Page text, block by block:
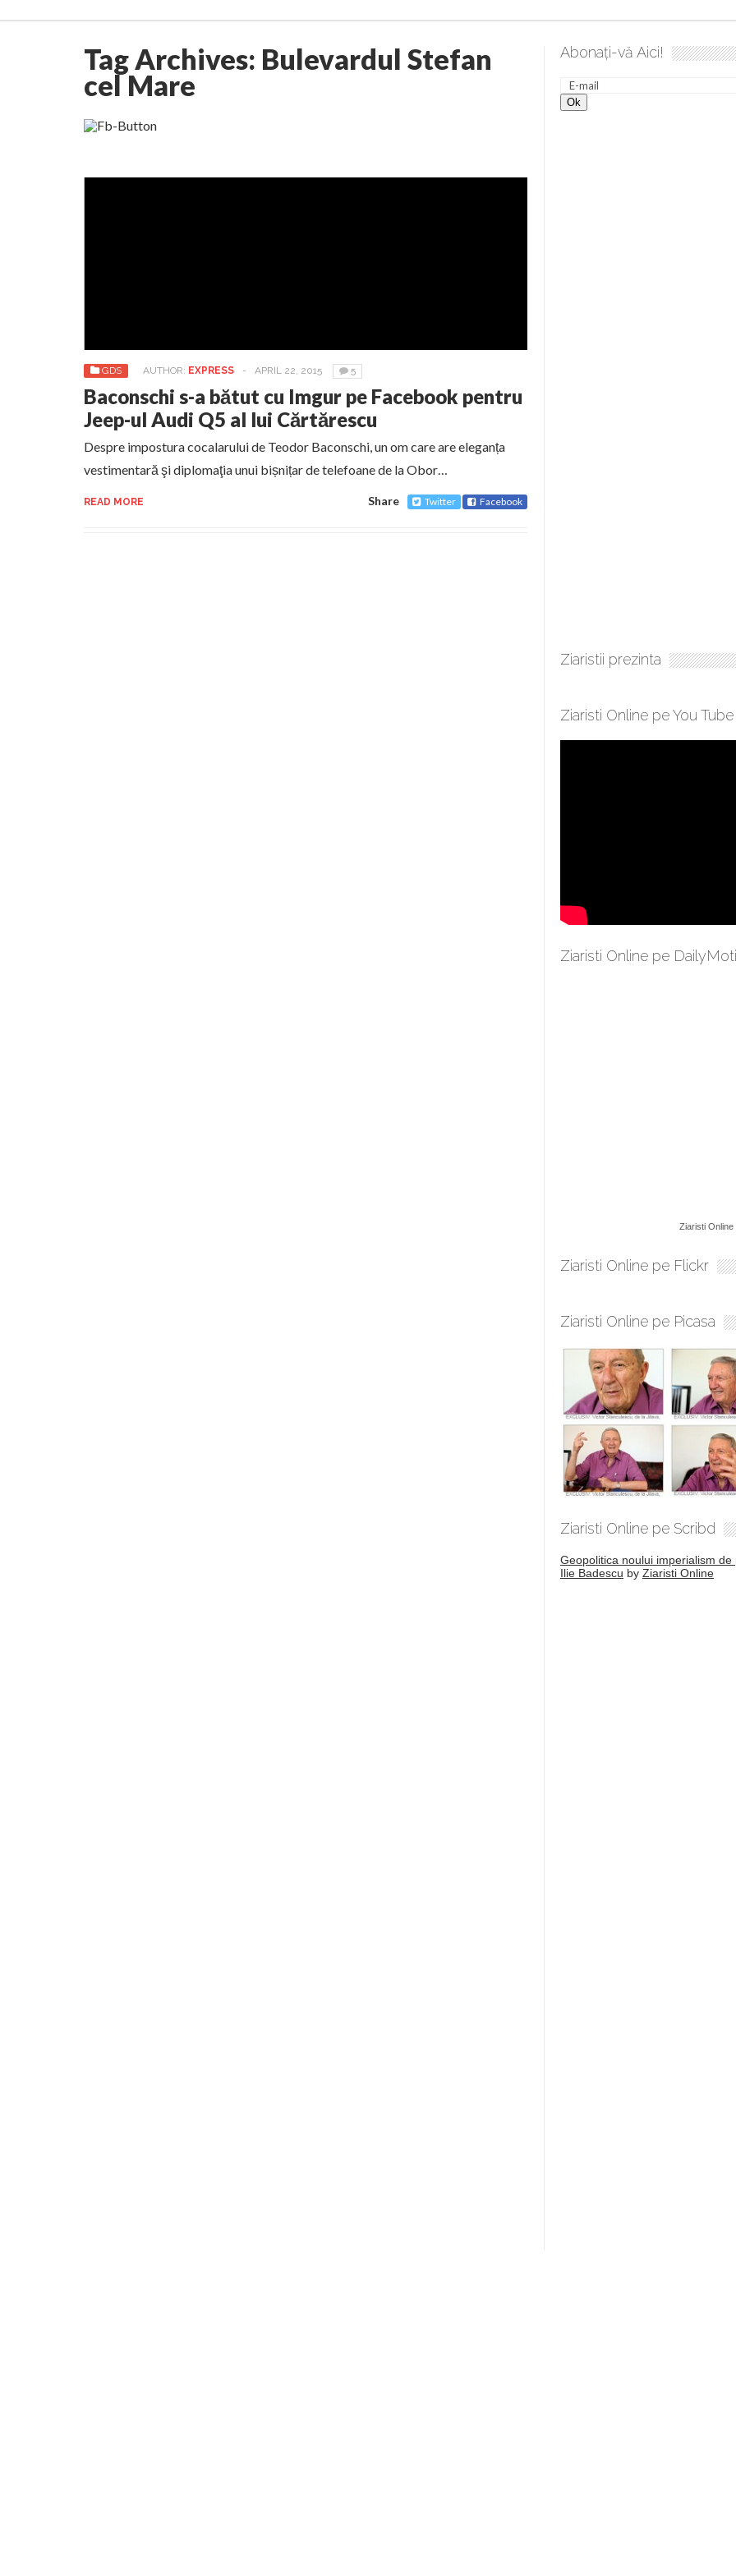
Tag Archives: Bulevardul Stefan
cel Mare
GDS AUTHOR: EXPRESS - APRIL 22, 2015 5
Baconschi s-a bătut cu Imgur pe Facebook pentru
Jeep-ul Audi Q5 al lui Cărtărescu
Despre impostura cocalarului de Teodor Baconschi, un om care are eleganța
vestimentară şi diplomaţia unui bișnițar de telefoane de la Obor…
READ MORE Share Twitter Facebook
Abonați-vă Aici!
Ziaristii prezinta
Ziaristi Online pe You Tube
Ziaristi Online pe
Ziaristi Online
Ziaristi Online pe Flickr
Ziaristi Online pe Picasa
Ziaristi Online pe Scribd
Geopolitica noului imperialism de
Ilie Badescu by Ziaristi Online